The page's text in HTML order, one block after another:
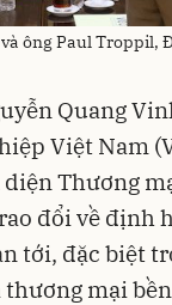
ông Paul Troppil,
Quang
Việt Nam
Thương
đổi về định
tới, đặc biệt
mại